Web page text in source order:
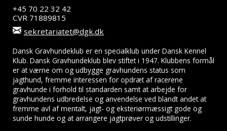
+45 70 22 32 42
CVR 71889815
sekretariatet@dgk.dk
Dansk Gravhundeklub er en specialklub under Dansk Kennel
Klub. Dansk Gravhundeklub blev stiftet i 1947. Klubbens formål
er at værne om og udbygge gravhundens status som
jagthund, fremme interessen for opdræt af racerene
gravhunde i forhold til standarden samt at arbejde for
gravhundens udbredelse og anvendelse ved blandt andet at
fremme avl af mentalt, jagt- og eksteriørmæssigt gode og
sunde hunde og at arrangere jagtprøver og udstillinger.